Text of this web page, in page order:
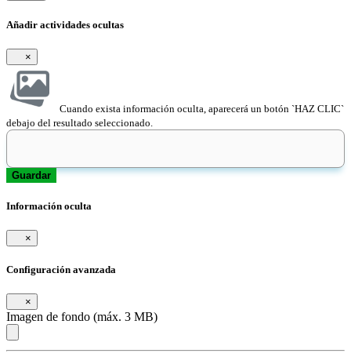
Añadir actividades ocultas
×
Cuando exista información oculta, aparecerá un botón `HAZ CLIC`
debajo del resultado seleccionado.
Guardar
Información oculta
×
Configuración avanzada
×
Imagen de fondo (máx. 3 MB)